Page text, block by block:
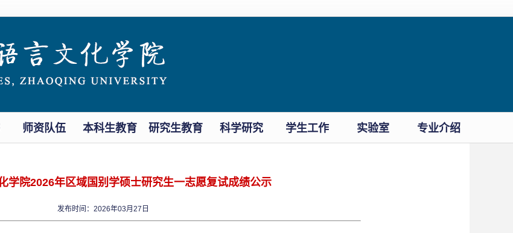
师资队伍 本科生教育 研究生教育 科学研究 学生工作 实验室 专业介绍
学院2026年区域国别学硕士研究生一志愿复试成绩公示
发布时间：2026年03月27日